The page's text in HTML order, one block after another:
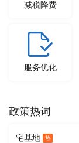
减税降费
服务优化
政策热词
宅基地 热